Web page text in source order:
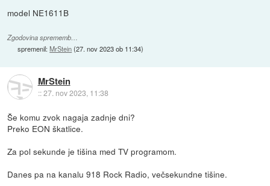
model NE1611B
Zgodovina sprememb…
spremenil:MrStein(27. nov 2023 ob 11:34)
MrStein
::27. nov 2023, 11:38
Še komu zvok nagaja zadnje dni?
Preko EON škatlice.
Za pol sekunde je tišina med TV programom.
Danes pa na kanalu 918 Rock Radio, večsekundne tišine.